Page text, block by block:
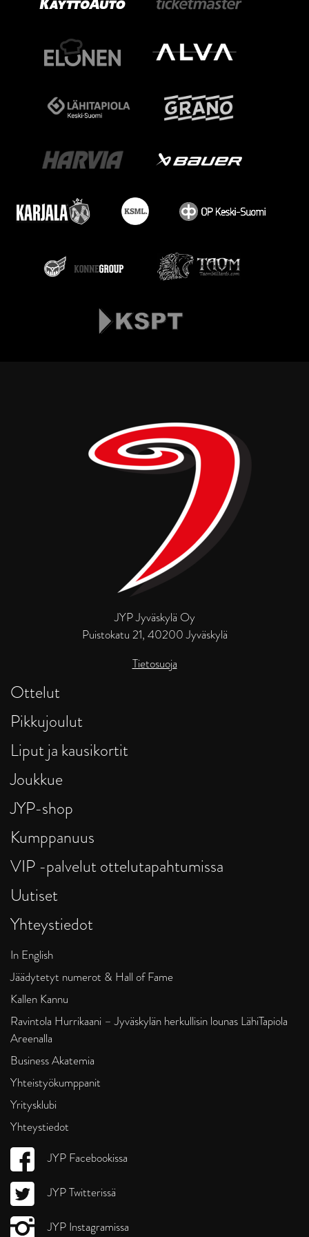
JYP Jyväskylä Oy
Puistokatu 21, 40200 Jyväskylä
Tietosuoja
Ottelut
Pikkujoulut
Liput ja kausikortit
Joukkue
JYP-shop
Kumppanuus
VIP -palvelut ottelutapahtumissa
Uutiset
Yhteystiedot
In English
Jäädytetyt numerot & Hall of Fame
Kallen Kannu
Ravintola Hurrikaani – Jyväskylän herkullisin lounas LähiTapiola
Areenalla
Business Akatemia
Yhteistyökumppanit
Yritysklubi
Yhteystiedot
JYP Facebookissa
JYP Twitterissä
JYP Instagramissa